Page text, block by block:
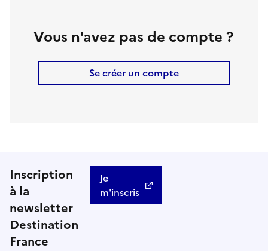
Vous n'avez pas de compte ?
Se créer un compte
Inscription
à la
newsletter
Destination
France
Je
m'inscris